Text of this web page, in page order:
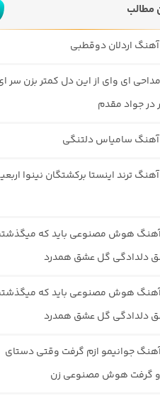
مطالب
آهنگ اردلان دوقطبی
ای وای از این دل کمتر بزن سر
در جواد مقدم
آهنگ سامیاس دلتنگی
ترند اینستا برکشتگان نینوا
آهنگ هوش مصنوعی باید که
دلدادگی گل عشق همدرد
آهنگ هوش مصنوعی باید که
دلدادگی گل عشق همدرد
آهنگ جوانیمو ازم گرفت وقتی دستای
گرفت هوش مصنوعی زن